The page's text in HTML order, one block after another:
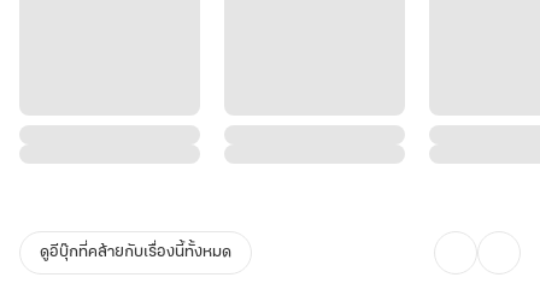
ดูอีบุ๊กที่คล้ายกับเรื่องนี้ทั้งหมด